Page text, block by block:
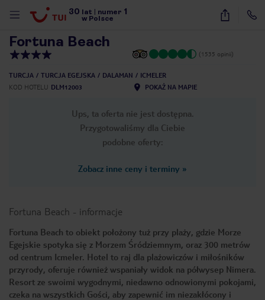
30 lat numer 1
w Polsce
20
Fortuna Beach
(1535 opinii)
TURCJA TURCJA EGEJSKA DALAMAN
ICMELER
KOD HOTELU DLM12003 POKAŻ NA MAPIE
Ups, ta oferta nie jest dostępna.
Przygotowaliśmy dla Ciebie
podobne oferty:
Zobacz inne ceny i terminy »
Fortuna Beach - informacje
Fortuna Beach to obiekt położony tuż przy plaży, gdzie Morze
Egejskie spotyka się z Morzem Śródziemnym, oraz 300 metrów
od centrum Icmeler. Hotel to raj dla plażowiczów i miłośników
przyrody, oferuje również wspaniały widok na półwysep Nimera.
Resort ze swoimi wygodnymi, niedawno odnowionymi pokojami,
czeka na wszystkich Gości, aby zapewnić im niezakłócony i